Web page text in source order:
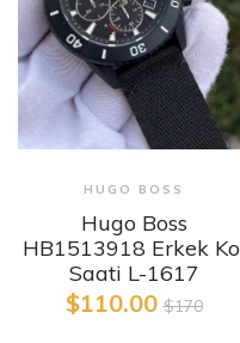
HUGO BOSS
Hugo Boss
HB1513918 Erkek
Saati L-1617
$110.00$170